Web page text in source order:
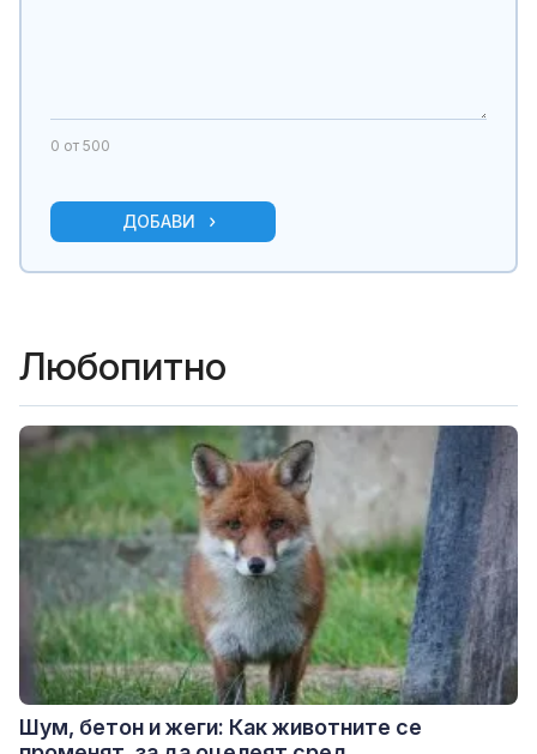
0 от 500
ДОБАВИ
Любопитно
Шум, бетон и жеги: Как животните се